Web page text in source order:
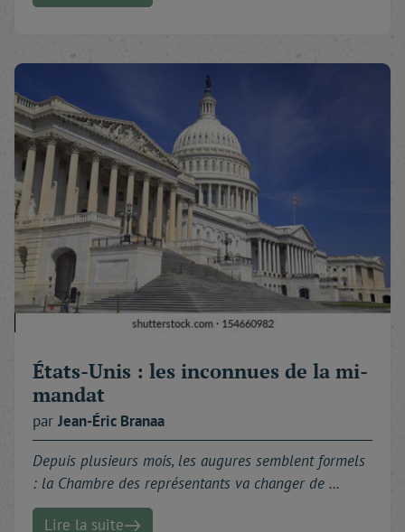
États-Unis : les inconnues de la mi-
mandat
parJean-Éric Branaa
Depuis plusieurs mois, les augures semblent formels
: la Chambre des représentants va changer de …
Lire la suite